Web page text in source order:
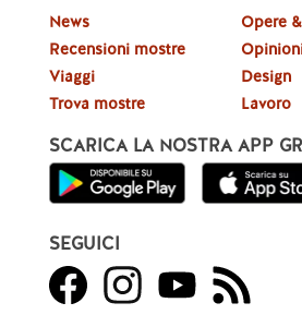
News
Recensioni mostre
Viaggi
Trova mostre
Opere
Design
Lavoro
SCARICA LA NOSTRA APP
SEGUICI